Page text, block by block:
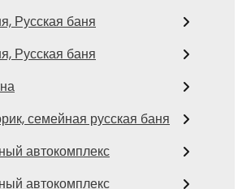
Русская баня
Русская баня
семейная русская баня
автокомплекс
автокомплекс